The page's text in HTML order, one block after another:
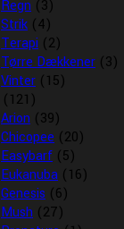
Regn (3)
Strik (4)
Terapi (2)
Tørre Dækkener (3)
Vinter (15)
(121)
Arion (39)
Chicopee (20)
Easybarf (5)
Eukanuba (16)
Genesis (6)
Mush (27)